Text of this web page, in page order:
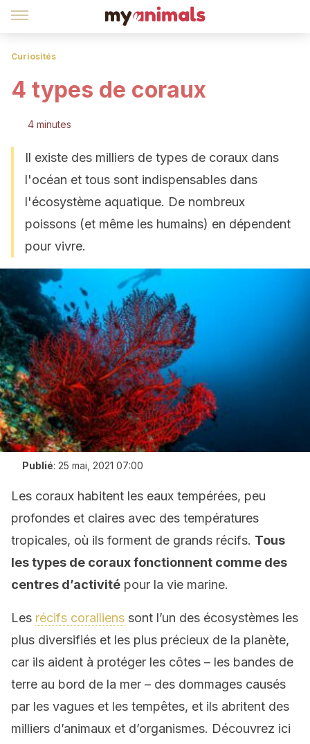
Curiosités
4 types de coraux
4 minutes
Il existe des milliers de types de coraux dans
l'océan et tous sont indispensables dans
l'écosystème aquatique. De nombreux
poissons (et même les humains) en dépendent
pour vivre.
Publié: 25 mai, 2021 07:00
Les coraux habitent les eaux tempérées, peu
profondes et claires avec des températures
tropicales, où ils forment de grands récifs. Tous
les types de coraux fonctionnent comme des
centres d’activité pour la vie marine.
Les récifs coralliens sont l’un des écosystèmes les
plus diversifiés et les plus précieux de la planète,
car ils aident à protéger les côtes – les bandes de
terre au bord de la mer – des dommages causés
par les vagues et les tempêtes, et ils abritent des
milliers d’animaux et d’organismes. Découvrez ici